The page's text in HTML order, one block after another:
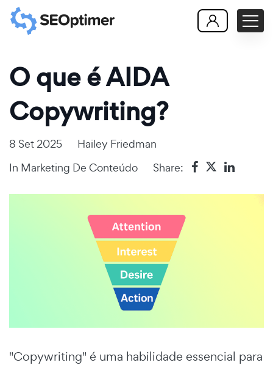
O que é AIDA
Copywriting?
8 Set 2025
Hailey Friedman
In Marketing De Conteúdo Share:
"Copywriting" é uma habilidade essencial para